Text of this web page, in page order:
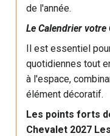
de l'année.
Le Calendrier
Il est essentiel
quotidiennes tout
à l'espace,
élément décoratif.
Les points forts
Chevalet 2027